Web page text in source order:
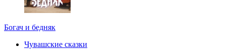
Богач и бедняк
Чувашские сказки